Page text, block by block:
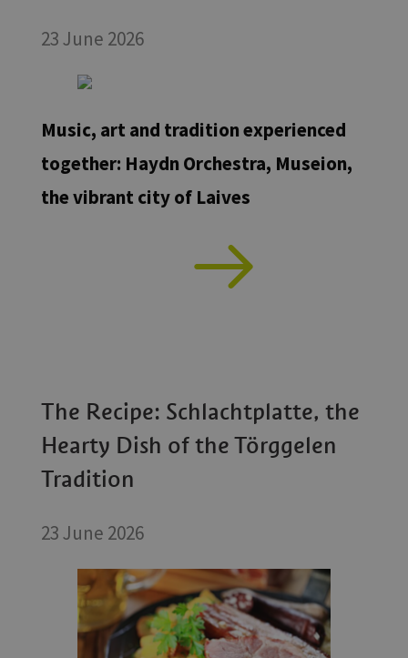
23 June 2026
Music, art and tradition experienced
together: Haydn Orchestra, Museion,
the vibrant city of Laives
The Recipe: Schlachtplatte, the
Hearty Dish of the Törggelen
Tradition
23 June 2026